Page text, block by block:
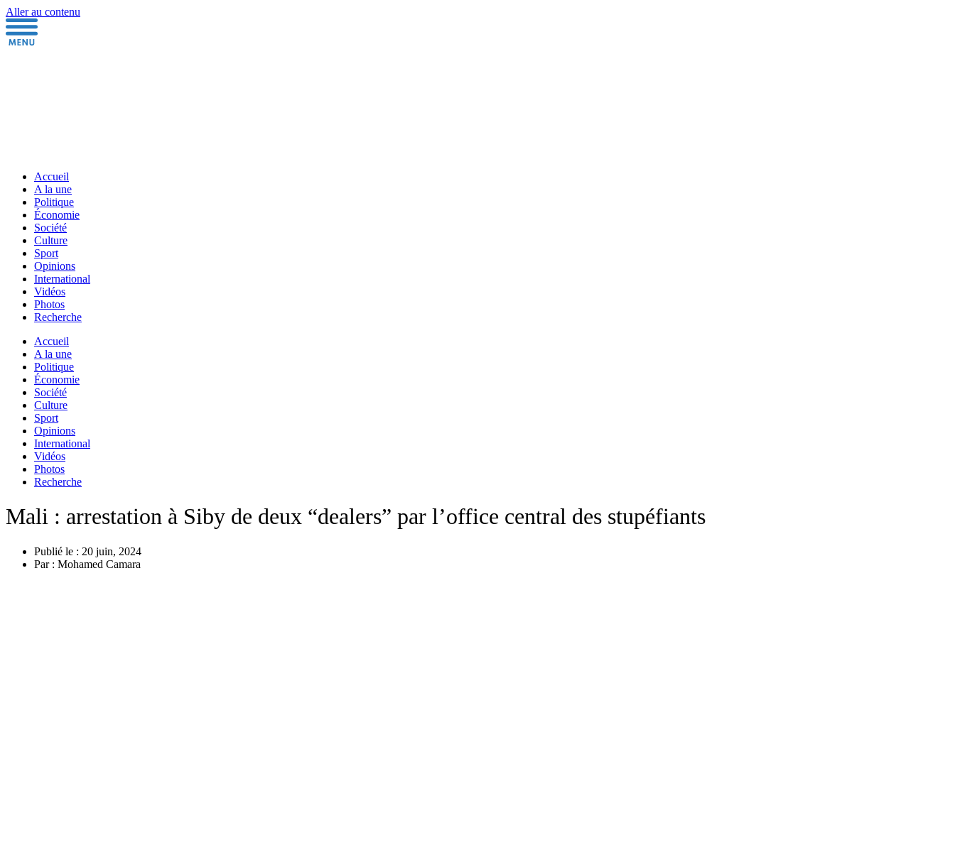
Aller au contenu
Accueil
A la une
Politique
Économie
Société
Culture
Sport
Opinions
International
Vidéos
Photos
Recherche
Accueil
A la une
Politique
Économie
Société
Culture
Sport
Opinions
International
Vidéos
Photos
Recherche
Mali : arrestation à Siby de deux “dealers” par l’office central des stupéfiants
Publié le : 20 juin, 2024
Par : Mohamed Camara